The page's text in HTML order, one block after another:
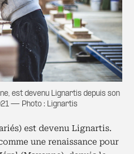
est devenu Lignartis depuis son
— Photo : Lignartis
est devenu Lignartis.
une renaissance pour